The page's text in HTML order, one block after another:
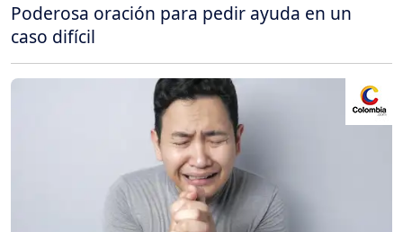
Poderosa oración para pedir ayuda en un
caso difícil